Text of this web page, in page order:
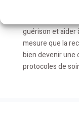
En conclusion,
guérison et aider
mesure que la
bien devenir une
protocoles de